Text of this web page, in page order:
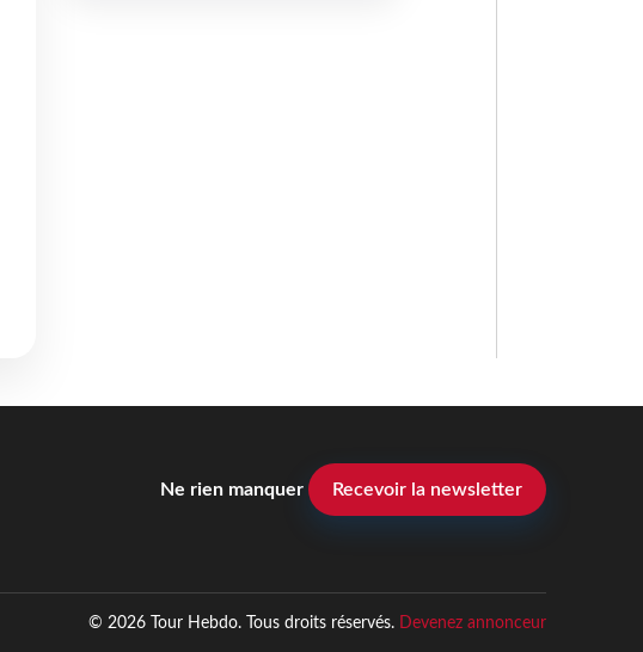
Ne rien manquer Recevoir la newsletter
© 2026 Tour Hebdo. Tous droits réservés. Devenez annonceur